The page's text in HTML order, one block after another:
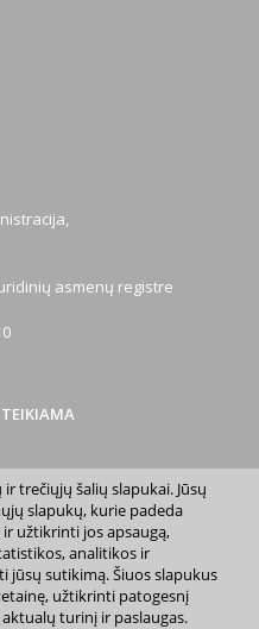
asmenų registre
trečiųjų šalių slapukai. Jūsų
slapukų, kurie padeda
užtikrinti jos apsaugą,
analitikos ir
jūsų sutikimą. Šiuos slapukus
užtikrinti patogesnį
turinį ir paslaugas.